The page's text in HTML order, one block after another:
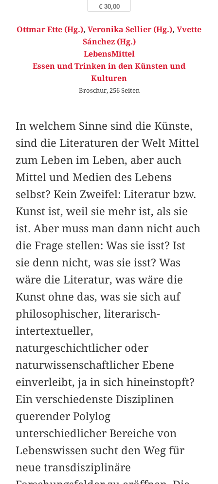
€ 30,00
Ottmar Ette (Hg.), Veronika Sellier (Hg.), Yvette
Sánchez (Hg.)
LebensMittel
Essen und Trinken in den Künsten und
Kulturen
Broschur, 256 Seiten
In welchem Sinne sind die Künste,
sind die Literaturen der Welt Mittel
zum Leben im Leben, aber auch
Mittel und Medien des Lebens
selbst? Kein Zweifel: Literatur bzw.
Kunst ist, weil sie mehr ist, als sie
ist. Aber muss man dann nicht auch
die Frage stellen: Was sie isst? Ist
sie denn nicht, was sie isst? Was
wäre die Literatur, was wäre die
Kunst ohne das, was sie sich auf
philosophischer, literarisch-
intertextueller,
naturgeschichtlicher oder
naturwissenschaftlicher Ebene
einverleibt, ja in sich hineinstopft?
Ein verschiedenste Disziplinen
querender Polylog
unterschiedlicher Bereiche von
Lebenswissen sucht den Weg für
neue transdisziplinäre